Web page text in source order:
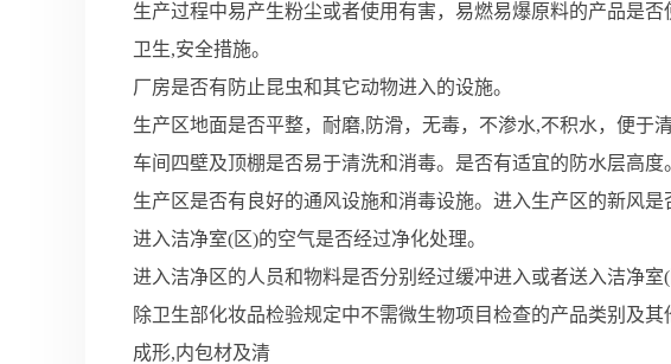
生产过程中易产生粉尘或者使用有害，易燃易爆原料的产品是
卫生,安全措施。
厂房是否有防止昆虫和其它动物进入的设施。
生产区地面是否平整，耐磨,防滑，无毒，不渗水,不积水，便于清
车间四壁及顶棚是否易于清洗和消毒。是否有适宜的防水层高度
生产区是否有良好的通风设施和消毒设施。进入生产区的新风是
进入洁净室(区)的空气是否经过净化处理。
进入洁净区的人员和物料是否分别经过缓冲进入或者送入洁净室(
除卫生部化妆品检验规定中不需微生物项目检查的产品类别及
成形,内包材及清